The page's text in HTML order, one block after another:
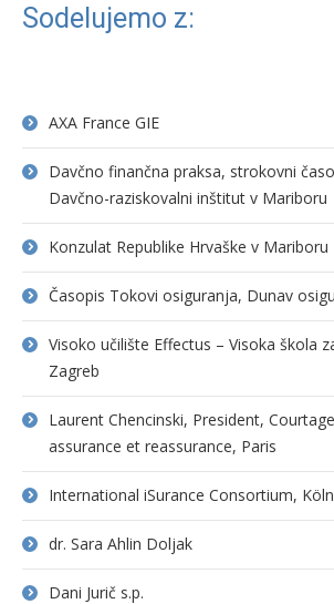
Sodelujemo z:
AXA France GIE
Davčno finančna praksa, strokovni
Davčno-raziskovalni inštitut v Mariboru
Konzulat Republike Hrvaške v Mariboru
Časopis Tokovi osiguranja, Dunav
Visoko učilište Effectus – Visoka škola
Zagreb
Laurent Chencinski, President,
assurance et reassurance, Paris
International iSurance Consortium, Köln
dr. Sara Ahlin Doljak
Dani Jurič s.p.